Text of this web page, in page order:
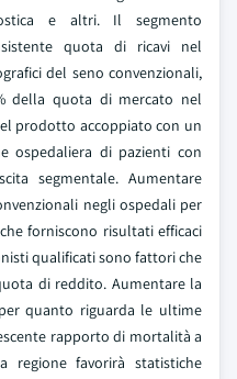
e altri. Il segmento
quota di ricavi nel
del seno convenzionali,
della quota di mercato nel
prodotto accoppiato con un
ospedaliera di pazienti con
segmentale. Aumentare
negli ospedali per
forniscono risultati efficaci
qualificati sono fattori che
di reddito. Aumentare la
quanto riguarda le ultime
rapporto di mortalità a
regione favorirà statistiche